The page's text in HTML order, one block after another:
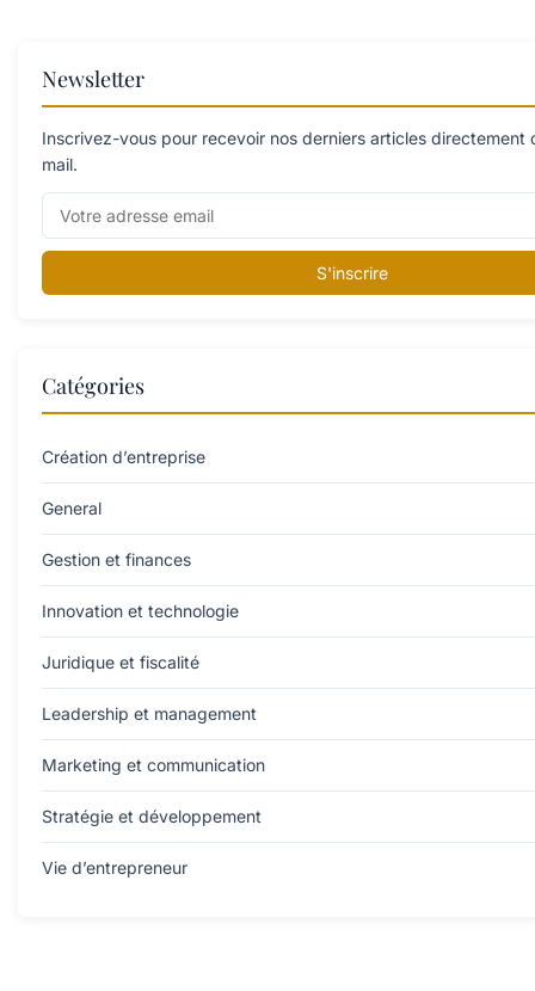
Newsletter
Inscrivez-vous pour recevoir nos derniers articles directement
mail.
S'inscrire
Catégories
Création d’entreprise
General
Gestion et finances
Innovation et technologie
Juridique et fiscalité
Leadership et management
Marketing et communication
Stratégie et développement
Vie d’entrepreneur